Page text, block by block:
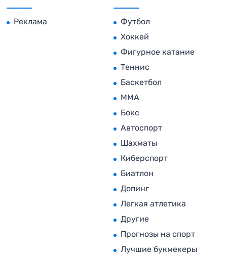
Реклама
Футбол
Хоккей
Фигурное катание
Теннис
Баскетбол
MMA
Бокс
Автоспорт
Шахматы
Киберспорт
Биатлон
Допинг
Легкая атлетика
Другие
Прогнозы на спорт
Лучшие букмекеры